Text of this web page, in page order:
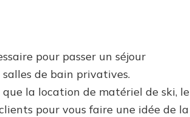
pour passer un séjour
salles de bain privatives.
la location de matériel de ski, le
pour vous faire une idée de la